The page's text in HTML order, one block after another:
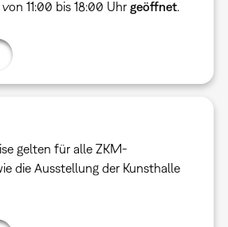
11:00 bis 18:00 Uhr geöffnet.
gelten für alle ZKM-
die Ausstellung der Kunsthalle